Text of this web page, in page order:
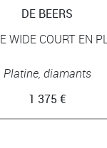
DE BEERS
WIDE COURT EN
Platine, diamants
1 375 €